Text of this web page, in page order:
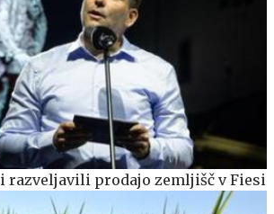
prodajo zemljišč v Fiesi